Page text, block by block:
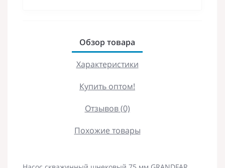
Обзор товара
Характеристики
Купить оптом!
Отзывов (0)
Похожие товары